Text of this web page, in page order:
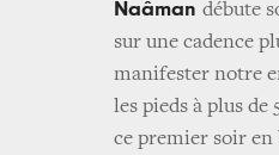
Naâman débute
sur une cadence
manifester notre
les pieds à plus de
ce premier soir en